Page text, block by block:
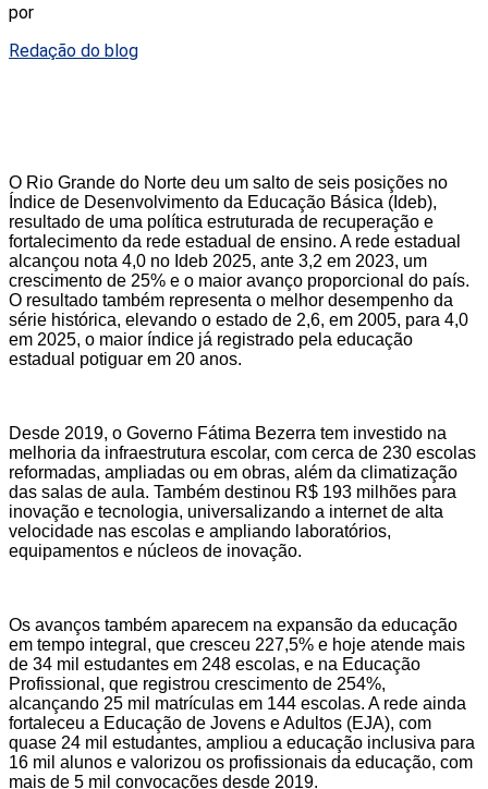
por
Redação do blog
O Rio Grande do Norte deu um salto de seis posições no
Índice de Desenvolvimento da Educação Básica (Ideb),
resultado de uma política estruturada de recuperação e
fortalecimento da rede estadual de ensino. A rede estadual
alcançou nota 4,0 no Ideb 2025, ante 3,2 em 2023, um
crescimento de 25% e o maior avanço proporcional do país.
O resultado também representa o melhor desempenho da
série histórica, elevando o estado de 2,6, em 2005, para 4,0
em 2025, o maior índice já registrado pela educação
estadual potiguar em 20 anos.
Desde 2019, o Governo Fátima Bezerra tem investido na
melhoria da infraestrutura escolar, com cerca de 230 escolas
reformadas, ampliadas ou em obras, além da climatização
das salas de aula. Também destinou R$ 193 milhões para
inovação e tecnologia, universalizando a internet de alta
velocidade nas escolas e ampliando laboratórios,
equipamentos e núcleos de inovação.
Os avanços também aparecem na expansão da educação
em tempo integral, que cresceu 227,5% e hoje atende mais
de 34 mil estudantes em 248 escolas, e na Educação
Profissional, que registrou crescimento de 254%,
alcançando 25 mil matrículas em 144 escolas. A rede ainda
fortaleceu a Educação de Jovens e Adultos (EJA), com
quase 24 mil estudantes, ampliou a educação inclusiva para
16 mil alunos e valorizou os profissionais da educação, com
mais de 5 mil convocações desde 2019.